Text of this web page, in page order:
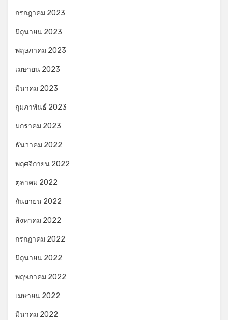
กรกฎาคม 2023
มิถุนายน 2023
พฤษภาคม 2023
เมษายน 2023
มีนาคม 2023
กุมภาพันธ์ 2023
มกราคม 2023
ธันวาคม 2022
พฤศจิกายน 2022
ตุลาคม 2022
กันยายน 2022
สิงหาคม 2022
กรกฎาคม 2022
มิถุนายน 2022
พฤษภาคม 2022
เมษายน 2022
มีนาคม 2022